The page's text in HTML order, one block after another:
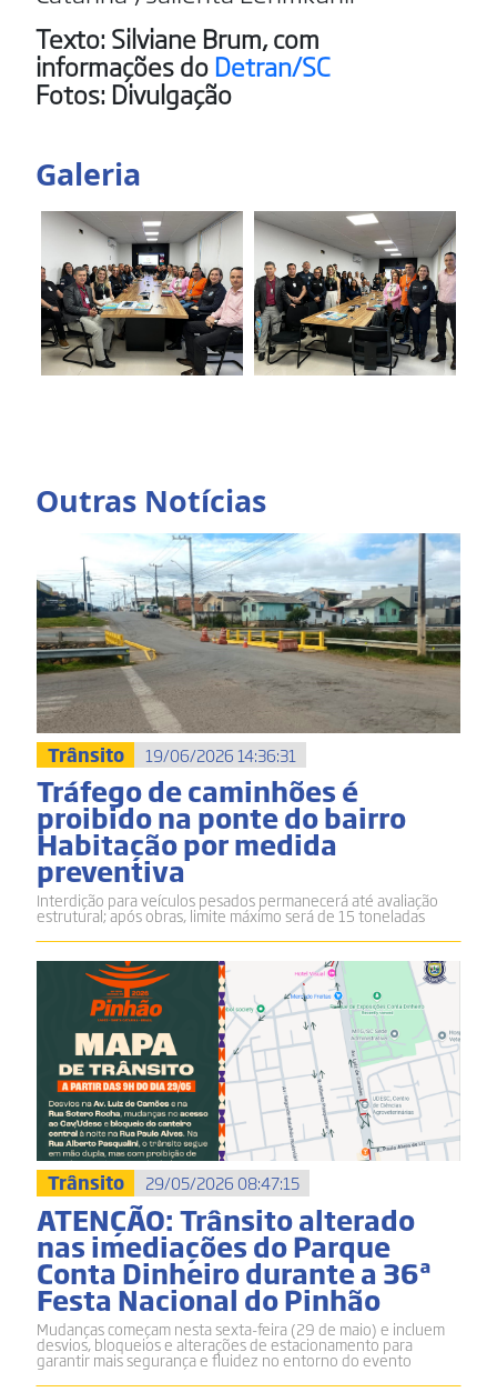
Texto: Silviane Brum, com
informações doDetran/SC
Fotos: Divulgação
Galeria
Outras Notícias
Trânsito 19/06/2026 14:36:31
Tráfego de caminhões é
proibido na ponte do bairro
Habitação por medida
preventiva
Interdição para veículos pesados permanecerá até avaliação
estrutural; após obras, limite máximo será de 15 toneladas
Trânsito 29/05/2026 08:47:15
ATENÇÃO: Trânsito alterado
nas imediações do Parque
Conta Dinheiro durante a 36ª
Festa Nacional do Pinhão
Mudanças começam nesta sexta-feira (29 de maio) e incluem
desvios, bloqueios e alterações de estacionamento para
garantir mais segurança e fluidez no entorno do evento